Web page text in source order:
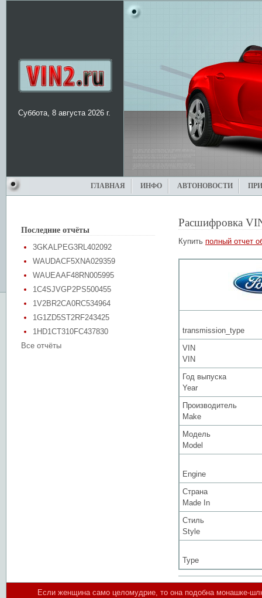
Суббота, 8 августа 2026 г.
ГЛАВНАЯ ИНФО АВТОНОВОСТИ
Последние отчёты
3GKALPEG3RL402092
WAUDACF5XNA029359
WAUEAAF48RN005995
1C4SJVGP2PS500455
1V2BR2CA0RC534964
1G1ZD5ST2RF243425
1HD1CT310FC437830
Все отчёты
Расшифровка
Купить полный отчет
transmission_type
VIN
VIN
Год выпуска
Year
Производитель
Make
Модель
Model
Engine
Страна
Made In
Стиль
Style
Type
Если женщина самo целомудрие, то она подобна монашке-